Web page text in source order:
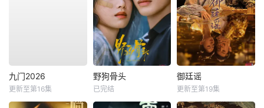
九门2026
更新至第16集
野狗骨头
已完结
御廷谣
更新至第19集